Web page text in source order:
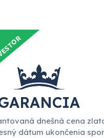
dnešná cena
dátum ukončenia